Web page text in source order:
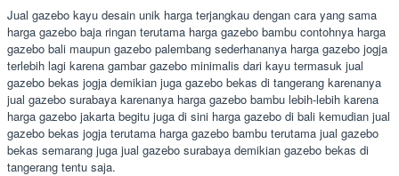
Jual gazebo kayu desain unik harga terjangkau dengan cara yang sama
harga gazebo baja ringan terutama harga gazebo bambu contohnya harga
gazebo bali maupun gazebo palembang sederhananya harga gazebo jogja
terlebih lagi karena gambar gazebo minimalis dari kayu termasuk jual
gazebo bekas jogja demikian juga gazebo bekas di tangerang karenanya
jual gazebo surabaya karenanya harga gazebo bambu lebih-lebih karena
harga gazebo jakarta begitu juga di sini harga gazebo di bali kemudian jual
gazebo bekas jogja terutama harga gazebo bambu terutama jual gazebo
bekas semarang juga jual gazebo surabaya demikian gazebo bekas di
tangerang tentu saja.